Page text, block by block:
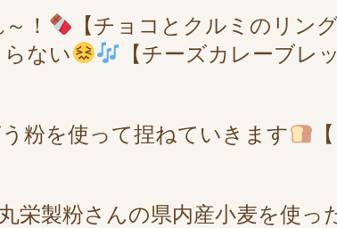
！
【チョコとクルミのリン
ない
【チーズカレーブレッ
粉を使って捏ねていきます
製粉さんの県内産小麦を使っ